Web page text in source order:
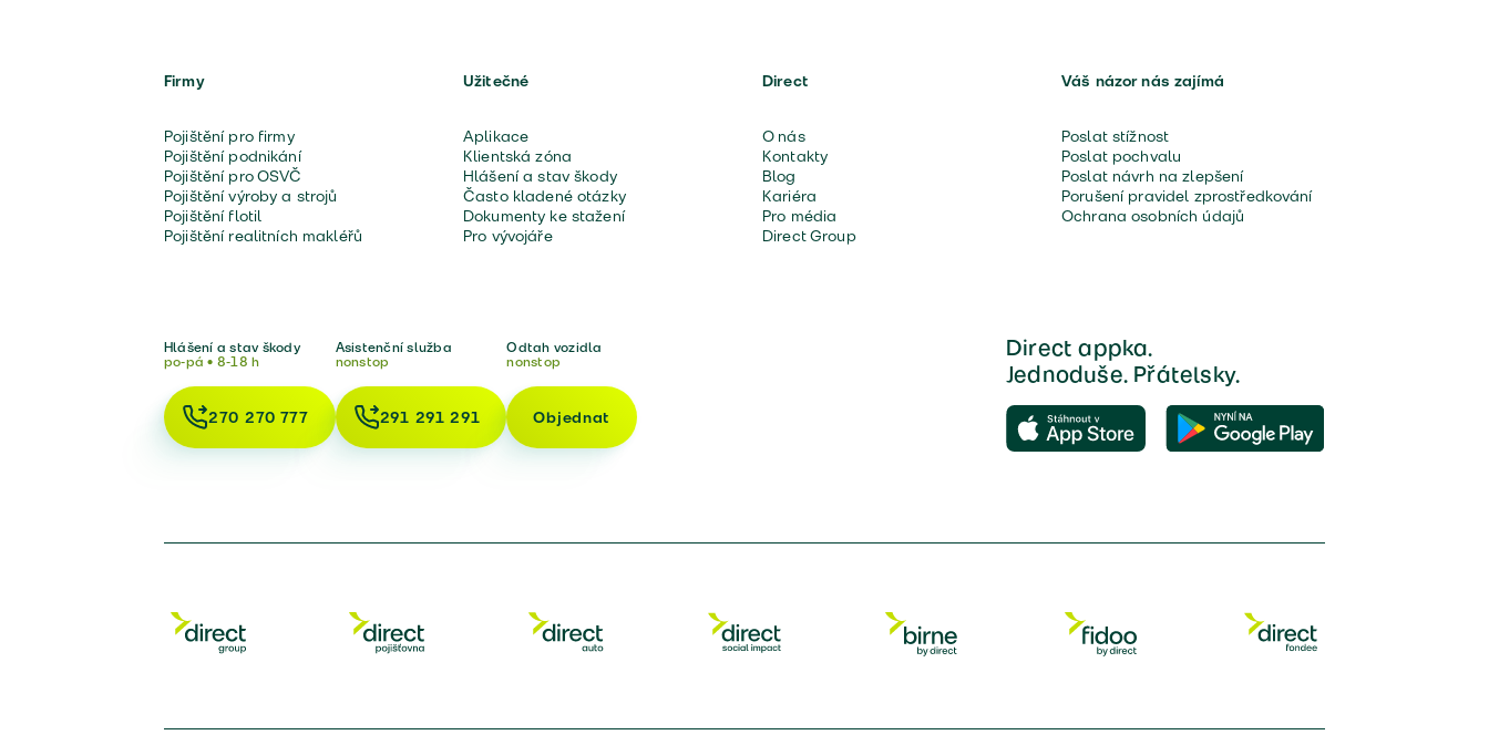
Firmy
Pojištění pro firmy
Pojištění podnikání
Pojištění pro OSVČ
Pojištění výroby a strojů
Pojištění flotil
Pojištění realitních makléřů
Užitečné
Aplikace
Klientská zóna
Hlášení a stav škody
Často kladené otázky
Dokumenty ke stažení
Pro vývojáře
Direct
O nás
Kontakty
Blog
Kariéra
Pro média
Direct Group
Váš názor nás zajímá
Poslat stížnost
Poslat pochvalu
Poslat návrh na zlepšení
Porušení pravidel zprostředkování
Ochrana osobních údajů
Hlášení a stav škody
po-pá • 8-18 h
270 270 777
Asistenční služba
nonstop
291 291 291
Odtah vozidla
nonstop
Objednat
Direct appka.
Jednoduše. Přátelsky.